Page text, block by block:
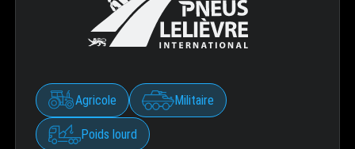
Agricole Militaire
Poids lourd